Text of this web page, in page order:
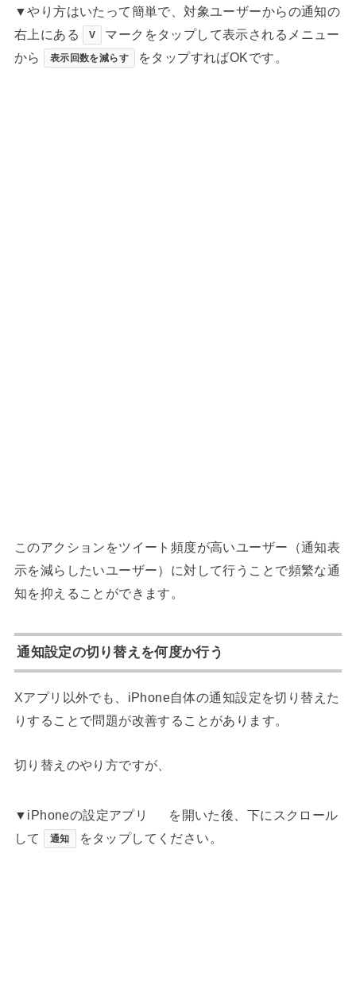
▼やり方はいたって簡単で、対象ユーザーからの通知の
右上にある
V
マークをタップして表示されるメニュー
から
表示回数を減らす をタップすればOKです。
このアクションをツイート頻度が高いユーザー（通知表
示を減らしたいユーザー）に対して行うことで頻繁な通
知を抑えることができます。
通知設定の切り替えを何度か行う
Xアプリ以外でも、iPhone自体の通知設定を切り替えた
りすることで問題が改善することがあります。
切り替えのやり方ですが、
▼iPhoneの設定アプリ
を開いた後、下にスクロール
して
通知 をタップしてください。